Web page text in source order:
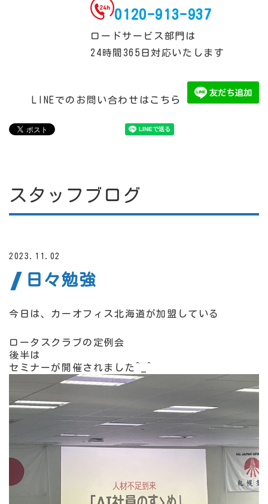
0120-913-937
ロードサービス部門は
24時間365日対応いたします
LINEでのお問い合わせはこちら
スタッフブログ
2023.11.02
日々勉強
今日は、カーオフィス北海道が加盟している
ロータスクラブの定例会
後半は
セミナーが開催されました^_^